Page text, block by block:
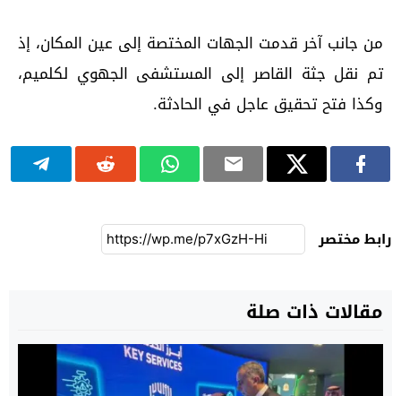
من جانب آخر قدمت الجهات المختصة إلى عين المكان، إذ
تم نقل جثة القاصر إلى المستشفى الجهوي لكلميم،
وكذا فتح تحقيق عاجل في الحادثة.
رابط مختصر
مقالات ذات صلة